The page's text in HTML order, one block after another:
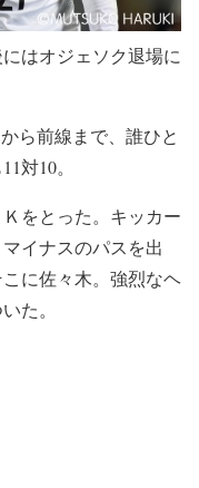
はオジェソク退場に
ら前線まで、誰ひと
対10。
をとった。キッカー
イナスのパスを出
に佐々木。強烈なヘ
た。